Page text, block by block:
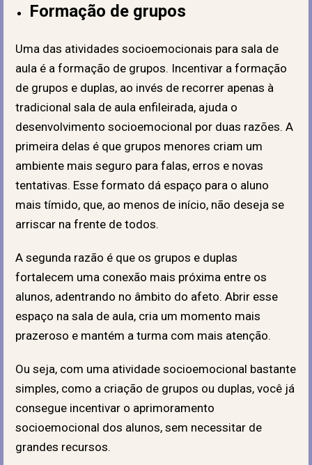
Formação de grupos
Uma das atividades socioemocionais para sala de
aula é a formação de grupos. Incentivar a formação
de grupos e duplas, ao invés de recorrer apenas à
tradicional sala de aula enfileirada, ajuda o
desenvolvimento socioemocional por duas razões. A
primeira delas é que grupos menores criam um
ambiente mais seguro para falas, erros e novas
tentativas. Esse formato dá espaço para o aluno
mais tímido, que, ao menos de início, não deseja se
arriscar na frente de todos.
A segunda razão é que os grupos e duplas
fortalecem uma conexão mais próxima entre os
alunos, adentrando no âmbito do afeto. Abrir esse
espaço na sala de aula, cria um momento mais
prazeroso e mantém a turma com mais atenção.
Ou seja, com uma atividade socioemocional bastante
simples, como a criação de grupos ou duplas, você já
consegue incentivar o aprimoramento
socioemocional dos alunos, sem necessitar de
grandes recursos.